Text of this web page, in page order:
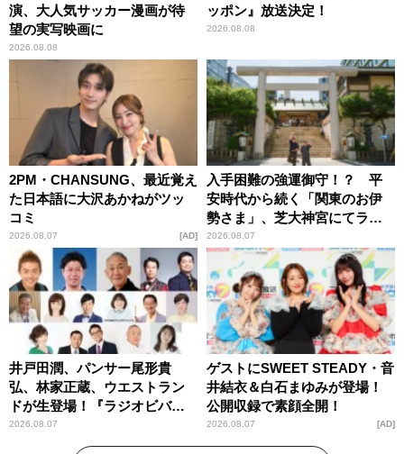
演、大人気サッカー漫画が待
望の実写映画に
2026.08.08
ッポン』放送決定！
2026.08.08
2PM・CHANSUNG、最近覚え
た日本語に大沢あかねがツッ
コミ
2026.08.07 AD
入手困難の強運御守！？ 平
安時代から続く「関東のお伊
勢さま」、芝大神宮にてラン
パンプスが合格祈願！
2026.08.07
井戸田潤、パンサー尾形貴
弘、林家正蔵、ウエストラン
ドが生登場！『ラジオビバリ
ー昼ズ』
2026.08.07
ゲストにSWEET STEADY・音
井結衣＆白石まゆみが登場！
公開収録で素顔全開！
2026.08.07 AD